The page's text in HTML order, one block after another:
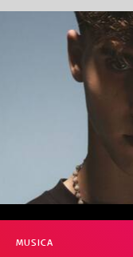
MUSICA